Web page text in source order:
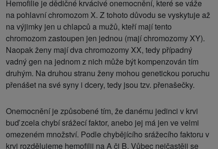
Hemofilie je dědičné krvácivé onemocnění, které se váže
na pohlavní chromozom X. Z tohoto důvodu se vyskytuje až
na výjimky jen u chlapců a mužů, kteří mají tento
chromozom zastoupen jen jednou (mají chromozomy XY).
Naopak ženy mají dva chromozomy XX, tedy případný
vadný gen na jednom z nich může být kompenzován tím
druhým. Na druhou stranu ženy mohou genetickou poruchu
přenášet na své syny i dcery, tedy jsou tzv. přenašečky.
Onemocnění je způsobené tím, že danému jedinci v krvi
buď zcela chybí srážecí faktor, anebo jej má jen ve velmi
omezeném množství. Podle chybějícího srážecího faktoru v
krvi rozdělujeme hemofilii na A či B. Vůbec nejčastěji se